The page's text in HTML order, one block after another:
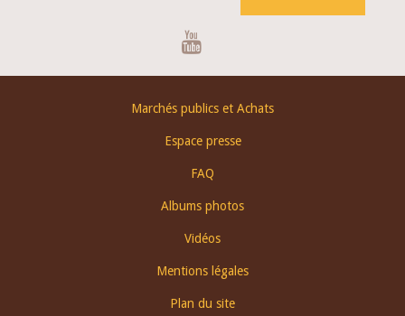
Marchés publics et Achats
Espace presse
FAQ
Albums photos
Vidéos
Mentions légales
Plan du site